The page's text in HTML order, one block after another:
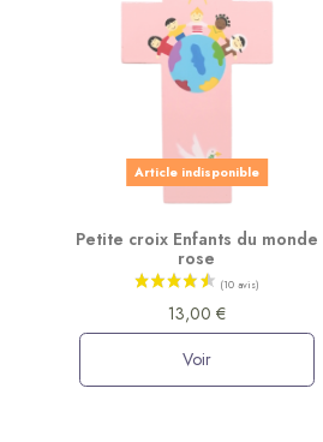
Article indisponible
Petite croix Enfants du monde
rose
13,00 €
Voir